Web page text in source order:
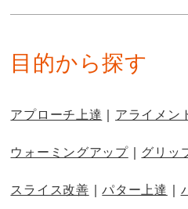
目的から探す
アプローチ上達 アライメン
ウォーミングアップ グリッ
スライス改善 パター上達